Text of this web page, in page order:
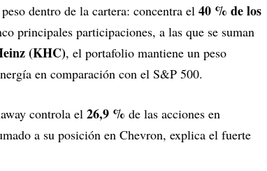
dentro de la cartera: concentra el 40 % de los
principales participaciones, a las que se suman
(KHC), el portafolio mantiene un peso
en comparación con el S&P 500.
controla el 26,9 % de las acciones en
a su posición en Chevron, explica el fuerte